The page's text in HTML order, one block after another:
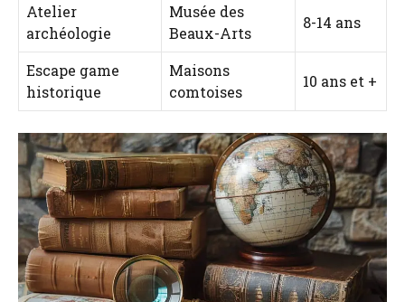
Atelier
archéologie
Musée des
Beaux-Arts
8-14 ans
Escape game
historique
Maisons
comtoises
10 ans et +